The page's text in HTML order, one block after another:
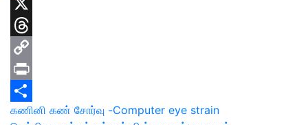
Telegram
X
Threads
Copy
Link
Print
Share
Post
கணினி கண் சோர்வு -Computer eye strain